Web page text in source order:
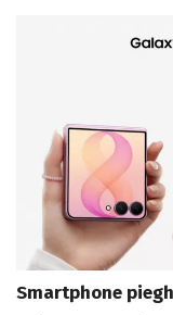
Smartphone